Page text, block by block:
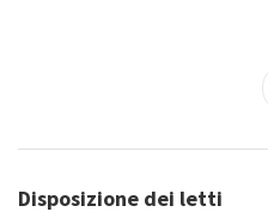
Disposizione dei letti